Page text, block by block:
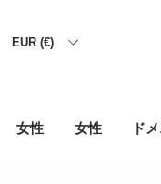
EUR (€)
女性 女性 ド